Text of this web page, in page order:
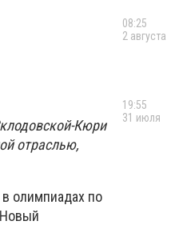
Кюри
отраслью,
олимпиадах по
08:25
2 августа
19:55
31 июля